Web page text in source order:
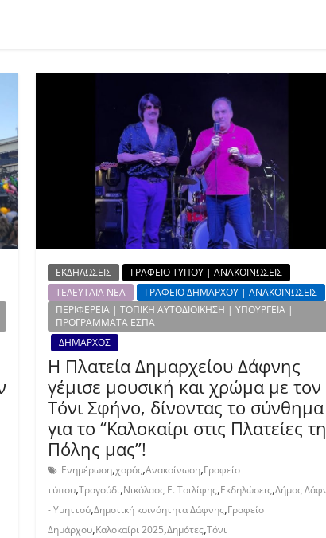
ΕΚΔΗΛΩΣΕΙΣ
ΓΡΑΦΕΙΟ ΤΥΠΟΥ | ΑΝΑΚΟΙΝΩΣΕΙΣ
ΤΕΛΕΥΤΑΙΑ ΝΕΑ
ΓΡΑΦΕΙΟ ΔΗΜΑΡΧΟΥ | ΑΝΑΚΟΙΝΩΣΕΙΣ
ΠΕΡΙΦΕΡΕΙΑ | ΤΟΠΙΚΗ ΑΥΤΟΔΙΟΙΚΗΣΗ | ΥΠΟΥΡΓΕΙΑ |
ΠΡΟΓΡΑΜΜΑΤΑ ΕΣΠΑ
ΔΗΜΑΡΧΟΣ
Η Πλατεία Δημαρχείου Δάφνης
γέμισε μουσική και χρώμα με τον
Τόνι Σφήνο, δίνοντας το σύνθημα
για το “Καλοκαίρι στις Πλατείες
Πόλης μας”!
Ενημέρωση,χορός,Ανακοίνωση,Γραφείο
τύπου,Τραγούδι,Νικόλαος Ε. Τσιλίφης,Εκδηλώσεις,Δήμος
- Υμηττού,Δημοτική κοινόητητα Δάφνης,Γραφείο
Δημάρχου,Καλοκαίρι 2025,Δημότες,Τόνι